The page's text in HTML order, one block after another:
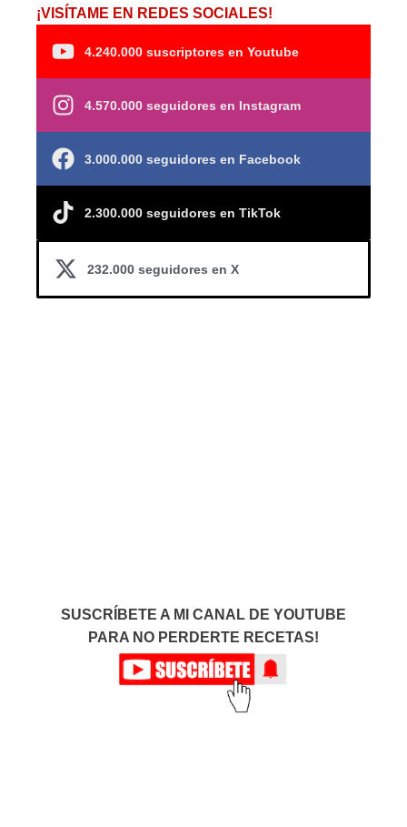
¡VISÍTAME EN REDES SOCIALES!
4.240.000 suscriptores en Youtube
4.570.000 seguidores en Instagram
3.000.000 seguidores en Facebook
2.300.000 seguidores en TikTok
232.000 seguidores en X
SUSCRÍBETE A MI CANAL DE YOUTUBE
PARA NO PERDERTE RECETAS!